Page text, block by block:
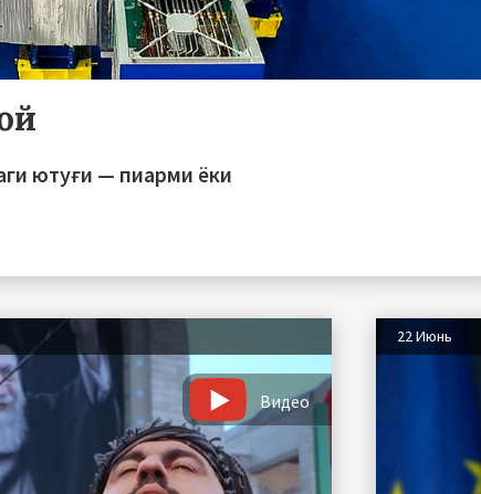
ютуғи — пиарми ёки
Видео
22 Июнь